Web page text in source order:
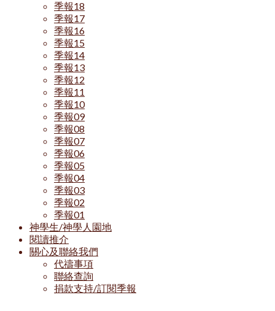
季報18
季報17
季報16
季報15
季報14
季報13
季報12
季報11
季報10
季報09
季報08
季報07
季報06
季報05
季報04
季報03
季報02
季報01
神學生/神學人園地
閱讀推介
關心及聯絡我們
代禱事項
聯絡查詢
捐款支持/訂閱季報